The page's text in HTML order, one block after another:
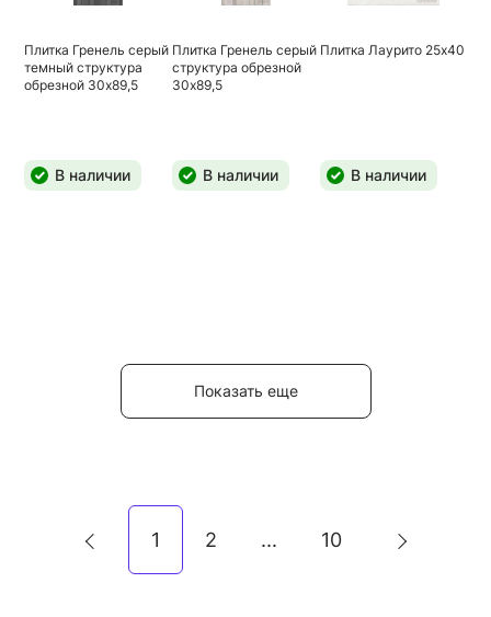
Плитка Гренель серый
темный структура
обрезной 30х89,5
В наличии
Плитка Гренель серый
структура обрезной
30х89,5
В наличии
Плитка Лаурито 25х40
В наличии
Показать еще
1 2 ... 10